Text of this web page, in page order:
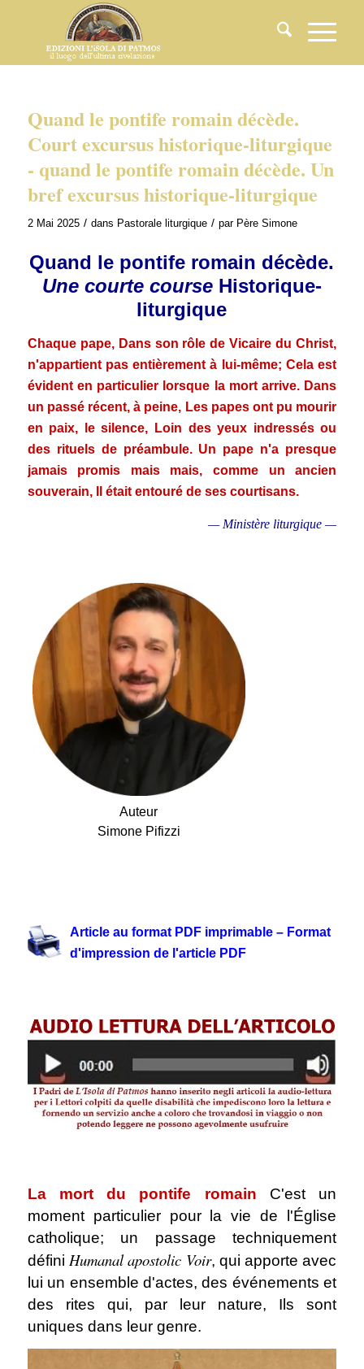
Quand le pontife romain décède.
Court excursus historique-liturgique
- quand le pontife romain décède. Un
bref excursus historique-liturgique
2 Mai 2025 / dans Pastorale liturgique / par Père Simone
Quand le pontife romain décède.
Une courte courseHistorique-
liturgique
Chaque pape, Dans son rôle de Vicaire du Christ,
n'appartient pas entièrement à lui-même; Cela est
évident en particulier lorsque la mort arrive. Dans
un passé récent, à peine, Les papes ont pu mourir
en paix, le silence, Loin des yeux indressés ou
des rituels de préambule. Un pape n'a presque
jamais promis mais mais, comme un ancien
souverain, Il était entouré de ses courtisans.
— Ministère liturgique —
Auteur
Simone Pifizzi
Article au format PDF imprimable – Format
d'impression de l'article PDF
La mort du pontife romain C'est un
moment particulier pour la vie de l'Église
catholique; un passage techniquement
défini Humanal apostolic Voir, qui apporte avec
lui un ensemble d'actes, des événements et
des rites qui, par leur nature, Ils sont
uniques dans leur genre.